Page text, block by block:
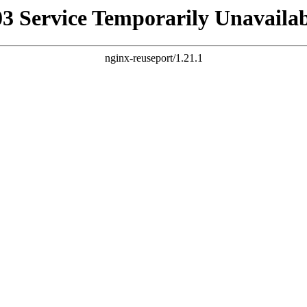
Service Temporarily
nginx-reuseport/1.21.1